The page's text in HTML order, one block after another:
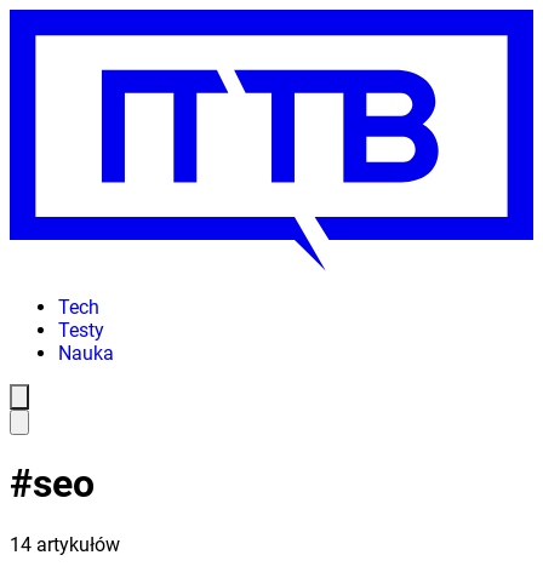
Tech
Testy
Nauka
#seo
14 artykułów